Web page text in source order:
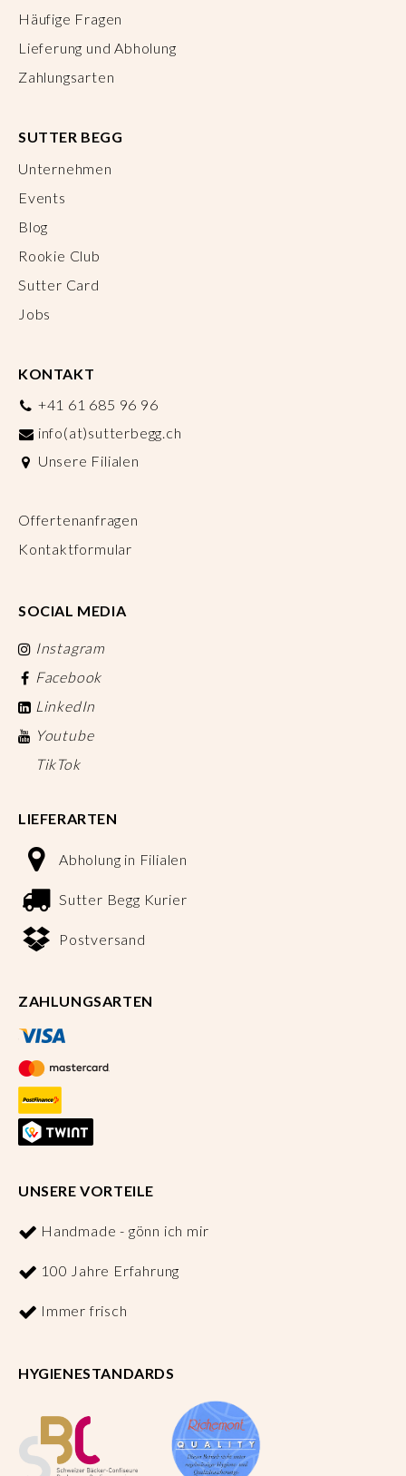
Häufige Fragen
Lieferung und Abholung
Zahlungsarten
SUTTER BEGG
Unternehmen
Events
Blog
Rookie Club
Sutter Card
Jobs
KONTAKT
+41 61 685 96 96
info(at)sutterbegg.ch
Unsere Filialen
Offertenanfragen
Kontaktformular
SOCIAL MEDIA
Instagram
Facebook
LinkedIn
Youtube
TikTok
LIEFERARTEN
Abholung in Filialen
Sutter Begg Kurier
Postversand
ZAHLUNGSARTEN
UNSERE VORTEILE
Handmade - gönn ich mir
100 Jahre Erfahrung
Immer frisch
HYGIENESTANDARDS